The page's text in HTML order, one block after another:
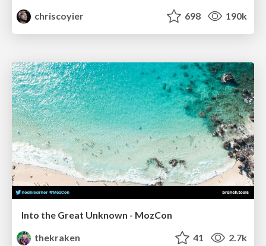
chriscoyier
698 190k
Into the Great Unknown - MozCon
thekraken
41 2.7k